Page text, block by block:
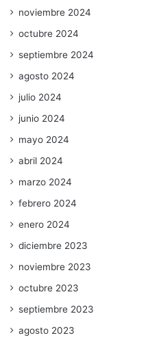
noviembre 2024
octubre 2024
septiembre 2024
agosto 2024
julio 2024
junio 2024
mayo 2024
abril 2024
marzo 2024
febrero 2024
enero 2024
diciembre 2023
noviembre 2023
octubre 2023
septiembre 2023
agosto 2023